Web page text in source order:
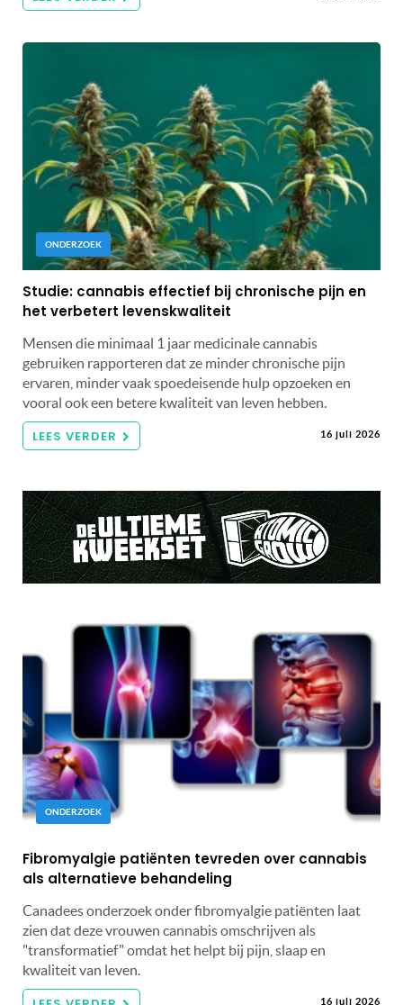
ONDERZOEK
Studie: cannabis effectief bij chronische pijn en
het verbetert levenskwaliteit
Mensen die minimaal 1 jaar medicinale cannabis
gebruiken rapporteren dat ze minder chronische pijn
ervaren, minder vaak spoedeisende hulp opzoeken en
vooral ook een betere kwaliteit van leven hebben.
LEES VERDER 16 juli 2026
ONDERZOEK
Fibromyalgie patiënten tevreden over cannabis
als alternatieve behandeling
Canadees onderzoek onder fibromyalgie patiënten laat
zien dat deze vrouwen cannabis omschrijven als
"transformatief" omdat het helpt bij pijn, slaap en
kwaliteit van leven.
16 juli 2026